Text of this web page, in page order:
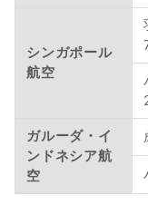
シンガポール
航空
ガルーダ・イ
ンドネシア航
空